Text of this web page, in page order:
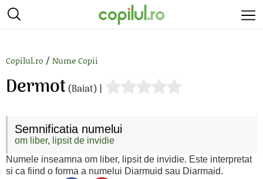
Copilul.ro / Nume Copii
Dermot(Baiat) |
Semnificatia numelui
om liber, lipsit de invidie
Numele inseamna om liber, lipsit de invidie. Este interpretat
si ca fiind o forma a numelui Diarmuid sau Diarmaid.